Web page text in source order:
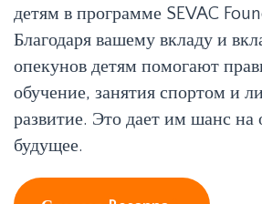
детям в программе SEVAC
Благодаря вашему вкладу и
опекунов детям помогают
обучение, занятия спортом и
развитие. Это дает им шанс
будущее.